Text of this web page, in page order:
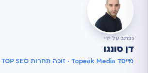
נכתב על ידי
דן סונגו
מייסד Topeak Media · זוכה תחרות TOP SEO ישראל 2022